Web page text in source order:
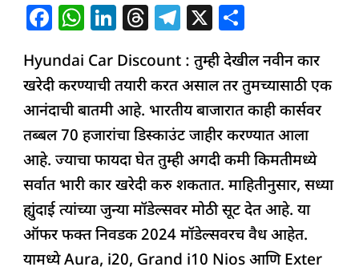
F
c
e
b
o
o
k
W
at
s
A
p
p
Li
k
e
dI
n
T
re
a
d
s
T
e
g
ra
m
X
h
ar
e
Hyundai Car Discount : तुम्ही देखील नवीन कार
खरेदी करण्याची तयारी करत असाल तर तुमच्यासाठी एक
आनंदाची बातमी आहे. भारतीय बाजारात काही कार्सवर
तब्बल 70 हजारांचा डिस्काउंट जाहीर करण्यात आला
आहे. ज्याचा फायदा घेत तुम्ही अगदी कमी किमतीमध्ये
सर्वात भारी कार खरेदी करु शकतात. माहितीनुसार, सध्या
ह्युंदाई त्यांच्या जुन्या मॉडेल्सवर मोठी सूट देत आहे. या
ऑफर फक्त निवडक 2024 मॉडेल्सवरच वैध आहेत.
यामध्ये Aura, i20, Grand i10 Nios आणि Exter